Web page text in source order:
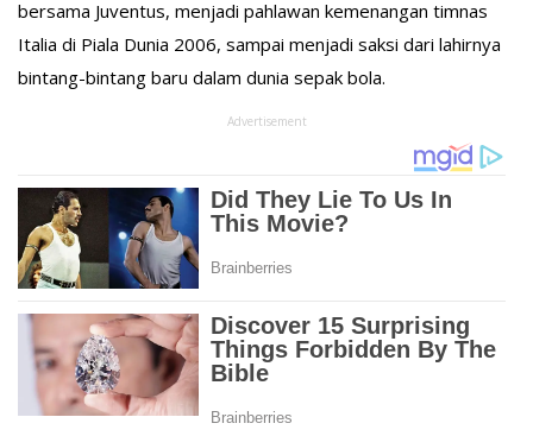
bersama Juventus, menjadi pahlawan kemenangan timnas
Italia di Piala Dunia 2006, sampai menjadi saksi dari lahirnya
bintang-bintang baru dalam dunia sepak bola.
Advertisement